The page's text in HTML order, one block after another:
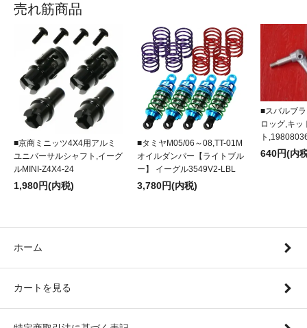
売れ筋商品
■京商ミニッツ4X4用アルミ
ユニバーサルシャフト,イーグ
ルMINI-Z4X4-24
1,980円(内税)
■タミヤM05/06～08,TT-01M
オイルダンパー【ライトブル
ー】 イーグル3549V2-LBL
3,780円(内税)
■スバルブ
ロッグ,キッ
ト
640円(内
ホーム
カートを見る